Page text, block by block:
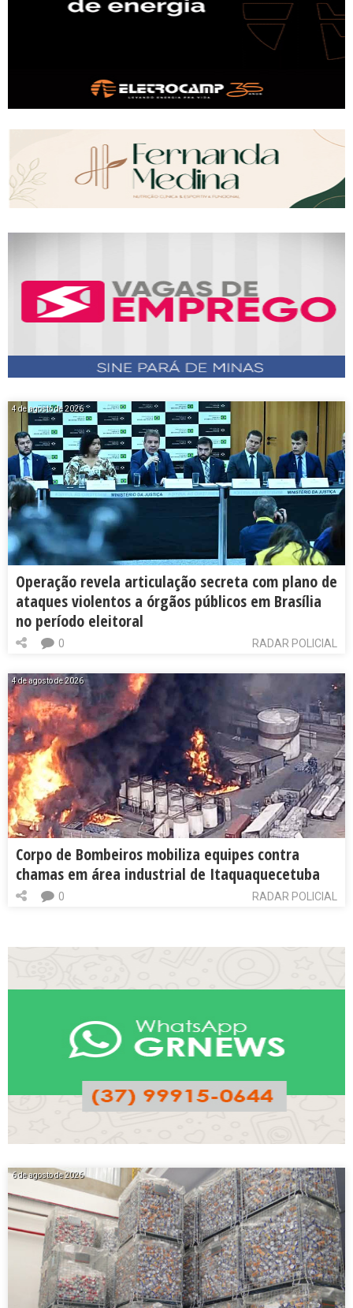
4 de agosto de 2026
Operação revela articulação secreta com plano de
ataques violentos a órgãos públicos em Brasília
no período eleitoral
RADAR POLICIAL
0
4 de agosto de 2026
Corpo de Bombeiros mobiliza equipes contra
chamas em área industrial de Itaquaquecetuba
RADAR POLICIAL
0
6 de agosto de 2026